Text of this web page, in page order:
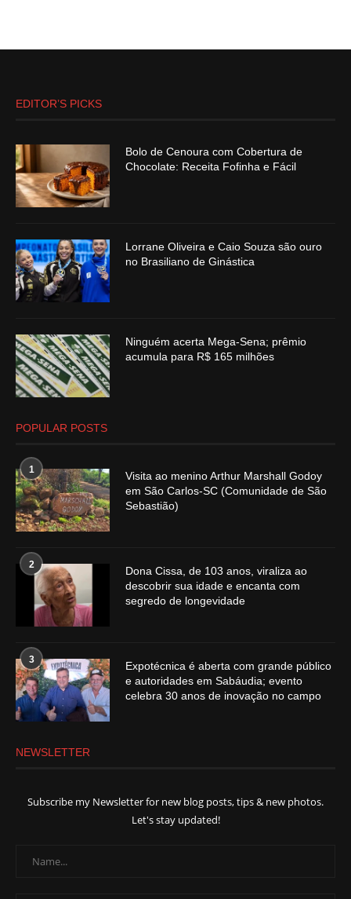
EDITOR’S PICKS
Bolo de Cenoura com Cobertura de
Chocolate: Receita Fofinha e Fácil
Lorrane Oliveira e Caio Souza são ouro
no Brasiliano de Ginástica
Ninguém acerta Mega-Sena; prêmio
acumula para R$ 165 milhões
POPULAR POSTS
1
Visita ao menino Arthur Marshall Godoy
em São Carlos-SC (Comunidade de São
Sebastião)
2
Dona Cissa, de 103 anos, viraliza ao
descobrir sua idade e encanta com
segredo de longevidade
3
Expotécnica é aberta com grande público
e autoridades em Sabáudia; evento
celebra 30 anos de inovação no campo
NEWSLETTER
Subscribe my Newsletter for new blog posts, tips & new photos.
Let's stay updated!